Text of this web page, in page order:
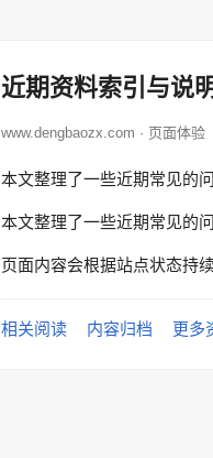
近期资料索引与说
www.dengbaozx.com · 页面体验
本文整理了一些近期常见的
本文整理了一些近期常见的
页面内容会根据站点状态持
相关阅读 内容归档 更多